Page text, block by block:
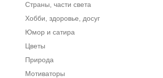
Страны, части света
Хобби, здоровье, досуг
Юмор и сатира
Цветы
Природа
Мотиваторы